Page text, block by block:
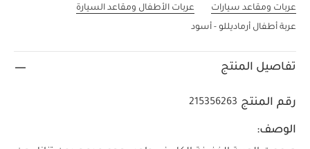
عربات ومقاعد سيارات
عربات الأطفال ومقاعد السيارة
عربة أطفال أرماديللو - أسود
تفاصيل المنتج
رقم المنتج 215356263
الوصف: